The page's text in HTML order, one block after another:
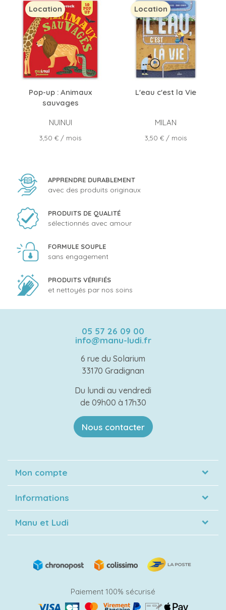
Pop-up : Animaux
sauvages
NUINUI
Prix
3,50 € / mois
Location
L'eau c'est la Vie
MILAN
Prix
3,50 € / mois
Location
APPRENDRE DURABLEMENT
avec des produits originaux
PRODUITS DE QUALITÉ
sélectionnés avec amour
FORMULE SOUPLE
sans engagement
PRODUITS VÉRIFIÉS
et nettoyés par nos soins
05 57 26 09 00
info@manu-ludi.fr
6 rue du Solarium
33170 Gradignan
Du lundi au vendredi
de 09h00 à 17h30
Nous contacter
Mon compte
Informations
Manu et Ludi
Paiement 100% sécurisé